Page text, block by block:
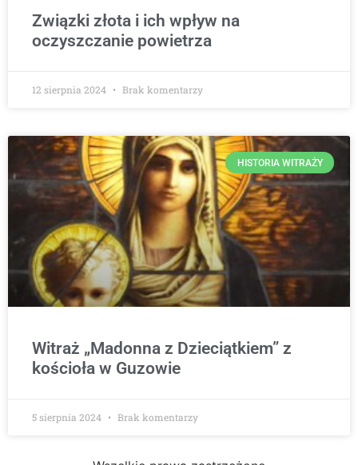
Związki złota i ich wpływ na
oczyszczanie powietrza
12 sierpnia 2024 Brak komentarzy
HISTORIA WITRAŻY
Witraż „Madonna z Dzieciątkiem” z
kościoła w Guzowie
5 sierpnia 2024 Brak komentarzy